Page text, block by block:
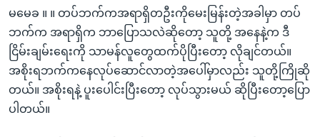
မမေခ ။ ။ တပ်ဘက်ကအရာရှိတဦးကိုမေးမြန်းတဲ့အခါမှာ တပ်
ဘက်က အရာရှိက ဘာပြောသလဲဆိုတော့ သူတို့ အနေနဲ့က ဒီ
ငြိမ်းချမ်းရေးကို သာမန်လူတွေထက်ပိုပြီးတော့ လိုချင်တယ်။
အစိုးရဘက်ကနေလုပ်ဆောင်လာတဲ့အပေါ်မှာလည်း သူတို့ကြိုဆို
တယ်။ အစိုးရနဲ့ ပူးပေါင်းပြီးတော့ လုပ်သွားမယ် ဆိုပြီးတော့ပြော
ပါတယ်။